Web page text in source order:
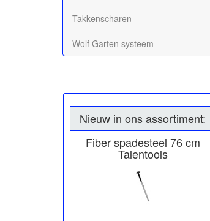
Takkenscharen
Wolf Garten systeem
Nieuw in ons assortiment:
Fiber spadesteel 76 cm
Talentools